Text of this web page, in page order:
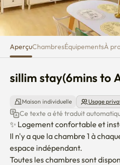
AperçuChambresÉquipementsÀ
sillim stay(6mins to
Maison individuelle Usage
Ce texte a été traduit
✨ Logement confortable et
Il n'y a que la chambre 1 à
espace indépendant.
Toutes les chambres sont